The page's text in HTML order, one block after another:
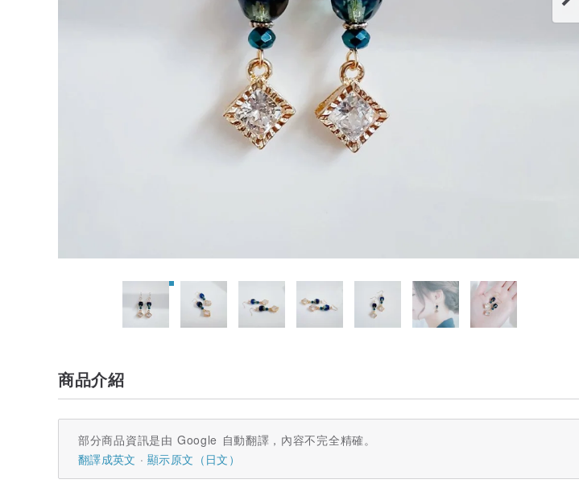
商品介紹
部分商品資訊是由 Google 自動翻譯，內容不完全精確。
翻譯成英文
顯示原文（日文）